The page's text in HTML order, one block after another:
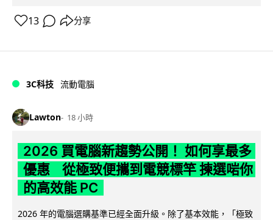
13 分享
3C科技 流動電腦
Lawton 18 小時
2026 買電腦新趨勢公開！ 如何享最多
優惠 從極致便攜到電競標竿 揀選啱你
的高效能 PC
2026 年的電腦選購基準已經全面升級。除了基本效能，「極致